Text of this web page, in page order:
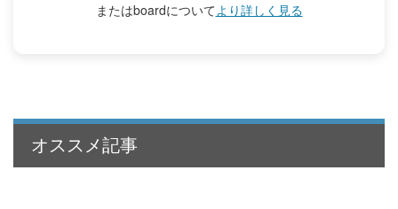
またはboardについてより詳しく見る
オススメ記事